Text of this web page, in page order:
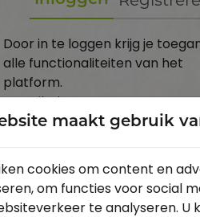
Door in te loggen krijg je
alle functionaliteiten van het
platform.
maakt gebruik
cookies om content en
om functies voor social
te analyseren. U